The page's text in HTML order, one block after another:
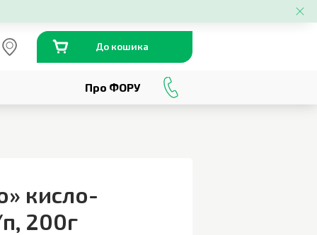
До кошика
Про ФОРУ
кисло-
, 200г